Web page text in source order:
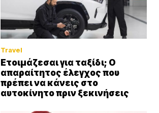
Travel
Ετοιμάζεσαι για ταξίδι; Ο
απαραίτητος έλεγχος που
πρέπει να κάνεις στο
αυτοκίνητο πριν ξεκινήσεις